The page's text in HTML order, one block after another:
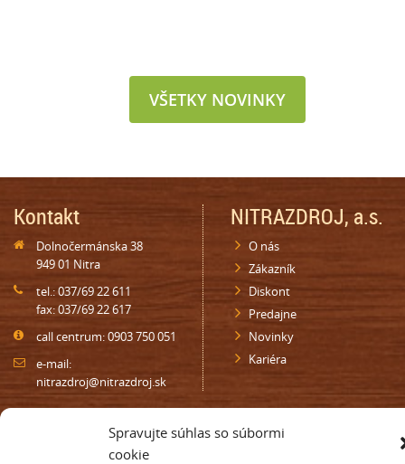
Spravujte súhlas so súbormi
cookie
VŠETKY NOVINKY
Kontakt
Dolnočermánska 38
949 01 Nitra
tel.: 037/69 22 611
fax: 037/69 22 617
call centrum: 0903 750 051
e-mail:
nitrazdroj@nitrazdroj.sk
NITRAZDROJ, a.s.
O nás
Zákazník
Diskont
Predajne
Novinky
Kariéra
Darčeková poukážka
Najbližšia predajňa